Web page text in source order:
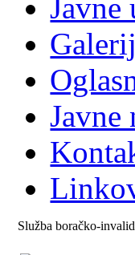
Javne
Javne
Služba boračko-